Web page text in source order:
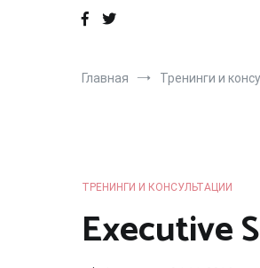
Главная Тренинги и
ТРЕНИНГИ И КОНСУЛЬТАЦИИ
Executive